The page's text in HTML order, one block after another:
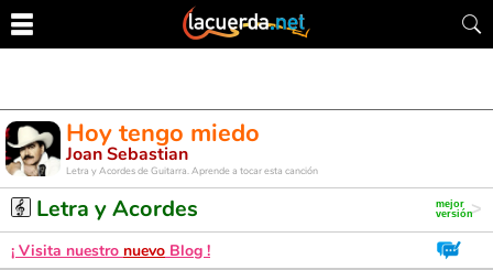
Hoy tengo miedo
Joan Sebastian
Letra y Acordes de Guitarra. Aprende a tocar esta canción
Letra y Acordes
¡ Visita nuestro nuevo Blog !